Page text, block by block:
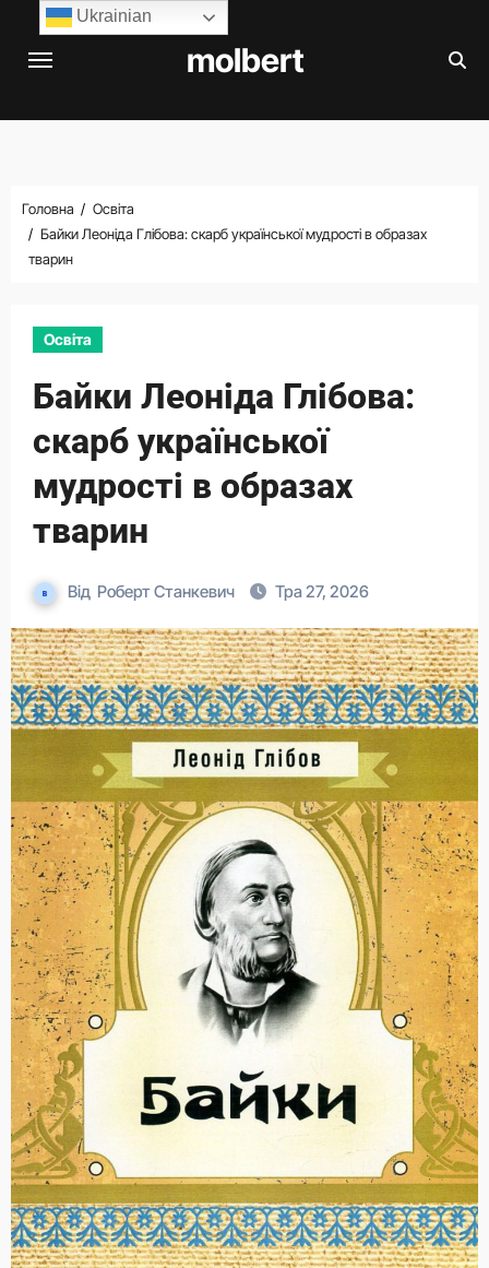
Перейти
molbert
Головна
Освіта
Байки Леоніда Глібова: скарб української мудрості в образах
тварин
Освіта
Байки Леоніда Глібова:
скарб української
мудрості в образах
тварин
Від Роберт Станкевич Тра 27, 2026
Ukrainian